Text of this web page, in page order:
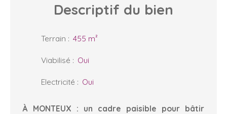
Descriptif du bien
Terrain : 455 m²
Viabilisé : Oui
Electricité : Oui
À MONTEUX : un cadre paisible pour bâtir